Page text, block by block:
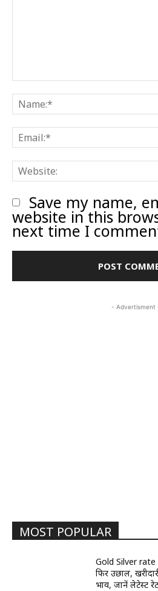
Comment:
Save my name,
website in this
next time I
- Advertisment
MOST POPULAR
Gold Silver rate
फिर उछाल,
भाव, जानें लेटेस्ट रेट